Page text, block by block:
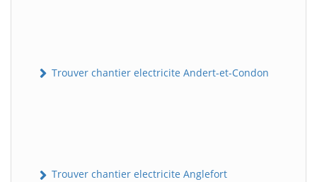
Trouver chantier electricite Andert-et-Condon
Trouver chantier electricite Anglefort